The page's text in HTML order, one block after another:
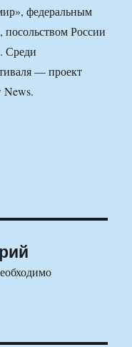
федеральным
посольством России
Среди
— проект
News.